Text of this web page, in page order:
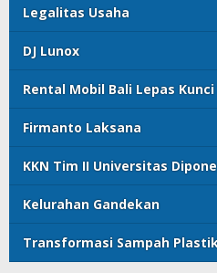
Legalitas Usaha
DJ Lunox
Rental Mobil Bali Lepas Kunci
Firmanto Laksana
KKN Tim II Universitas
Kelurahan Gandekan
Transformasi Sampah